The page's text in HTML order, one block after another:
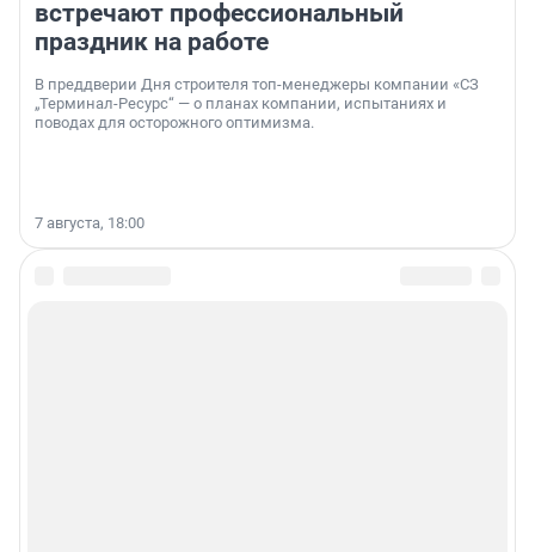
встречают профессиональный
праздник на работе
В преддверии Дня строителя топ-менеджеры компании «СЗ
„Терминал-Ресурс“ — о планах компании, испытаниях и
поводах для осторожного оптимизма.
7 августа, 18:00